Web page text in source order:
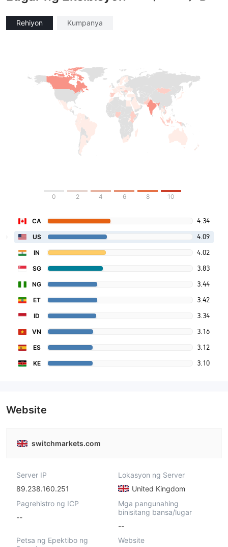
Rehiyon Kumpanya
0 2 4 6 8 10
CA 4.34
US 4.09
IN 4.02
SG 3.83
NG 3.44
ET 3.42
ID 3.34
VN 3.16
ES 3.12
KE 3.10
Website
switchmarkets.com
Server IP
89.238.160.251
Lokasyon ng Server
United Kingdom
Pagrehistro ng ICP
--
Mga pangunahing
binisitang bansa/lugar
--
Petsa ng Epektibo ng
Website